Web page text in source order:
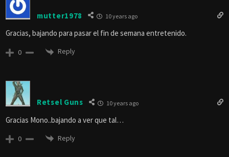
mutter1978 10 years ago
Gracias, bajando para pasar el fin de semana entretenido.
0 Reply
Retsel Guns 10 years ago
Gracias Mono..bajando a ver que tal…
0 Reply